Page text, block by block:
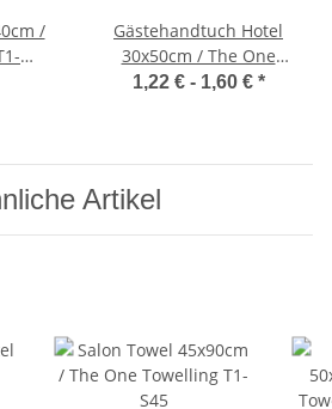
/
Gästehandtuch Hotel
30x50cm / The One
Towelling T1-HOTEL30
1,22 € - 1,60 € *
Artikel